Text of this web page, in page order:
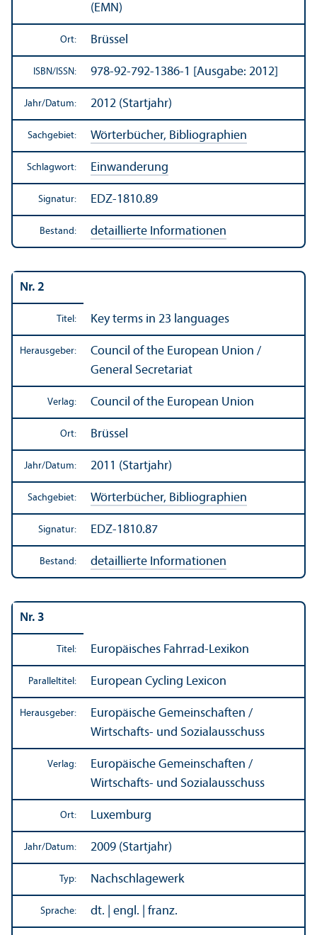
(EMN)
Ort: Brüssel
ISBN/ ISSN: 978-92-792-1386-1 [Ausgabe: 2012]
Jahr/Datum: 2012 (Startjahr)
Sachgebiet: Wörterbücher, Bibliographien
Schlagwort: Einwanderung
Signatur: EDZ-1810.89
Bestand: detaillierte Informationen
Nr. 2
Titel: Key terms in 23 languages
Herausgeber:
Council of the European Union /
General Secretariat
Verlag: Council of the European Union
Ort: Brüssel
Jahr/Datum: 2011 (Startjahr)
Sachgebiet: Wörterbücher, Bibliographien
Signatur: EDZ-1810.87
Bestand: detaillierte Informationen
Nr. 3
Titel: Europäisches Fahrrad-Lexikon
Paralleltitel: European Cycling Lexicon
Herausgeber:
Europäische Gemeinschaften /
Wirtschafts- und Sozial­ausschuss
Verlag:
Europäische Gemeinschaften /
Wirtschafts- und Sozial­ausschuss
Ort: Luxemburg
Jahr/Datum: 2009 (Startjahr)
Typ: Nachschlagewerk
Sprache: dt. | engl. | franz.